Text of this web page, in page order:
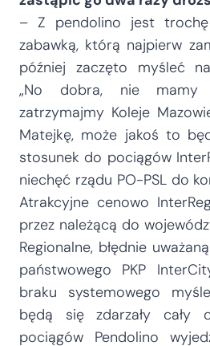
– Z pendolino jest
zabawką, którą najpierw
później zaczęto myśleć
„No dobra, nie mamy
zatrzymajmy Koleje
Matejkę, może jakoś to
stosunek do pociągów
niechęć rządu PO-PSL do
Atrakcyjne cenowo
przez należącą do
Regionalne, błędnie
państwowego PKP
braku systemowego
będą się zdarzały cały
pociągów Pendolino